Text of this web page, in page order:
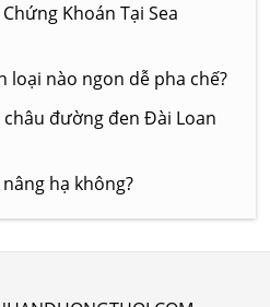
Khoán Tại Sea
loại nào ngon dễ pha chế?
đường đen Đài Loan
hạ không?